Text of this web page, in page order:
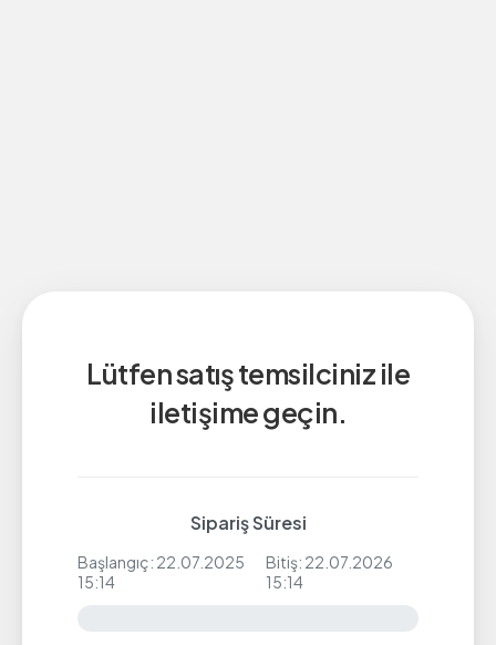
Lütfen satış temsilciniz ile
iletişime geçin.
Sipariş Süresi
Başlangıç: 22.07.2025
15:14
Bitiş: 22.07.2026
15:14